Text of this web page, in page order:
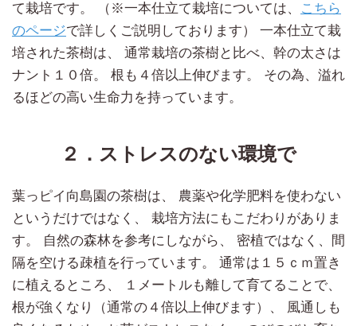
て栽培です。 （※一本仕立て栽培については、
こちら
のページで詳しくご説明しております） 一本仕立て栽
培された茶樹は、 通常栽培の茶樹と比べ、幹の太さは
ナント１０倍。 根も４倍以上伸びます。 その為、溢れ
るほどの高い生命力を持っています。
２．ストレスのない環境で
葉っピイ向島園の茶樹は、 農薬や化学肥料を使わない
というだけではなく、 栽培方法にもこだわりがありま
す。 自然の森林を参考にしながら、 密植ではなく、間
隔を空ける疎植を行っています。 通常は１５ｃｍ置き
に植えるところ、 １メートルも離して育てることで、
根が強くなり（通常の４倍以上伸びます）、 風通しも